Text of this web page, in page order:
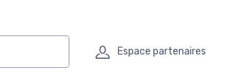
Espace partenaires